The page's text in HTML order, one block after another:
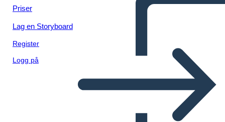
Priser
Lag en Storyboard
Register
Logg på
Vis som
lysbildefremvisning